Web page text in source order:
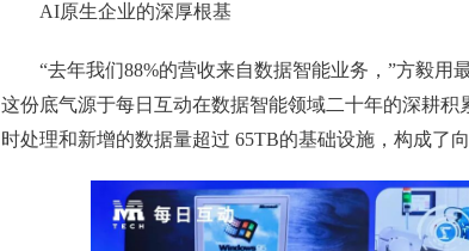
AI原生企业的深厚根基
“去年我们88%的营收来自数据智能业务，”方毅用
这份底气源于每日互动在数据智能领域二十年的深耕
时处理和新增的数据量超过 65TB的基础设施，构成了